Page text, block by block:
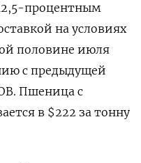
процентным
на условиях
половине июля
с предыдущей
Пшеница с
в $222 за тонну